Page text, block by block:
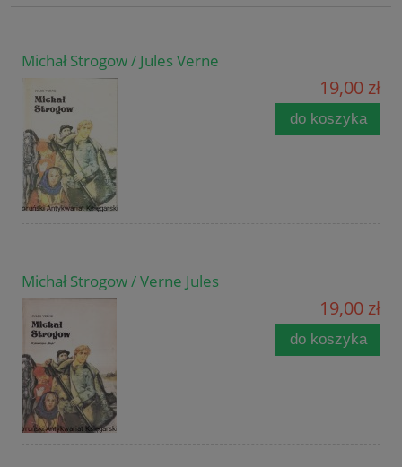
Michał Strogow / Jules Verne
19,00 zł
do koszyka
Michał Strogow / Verne Jules
19,00 zł
do koszyka